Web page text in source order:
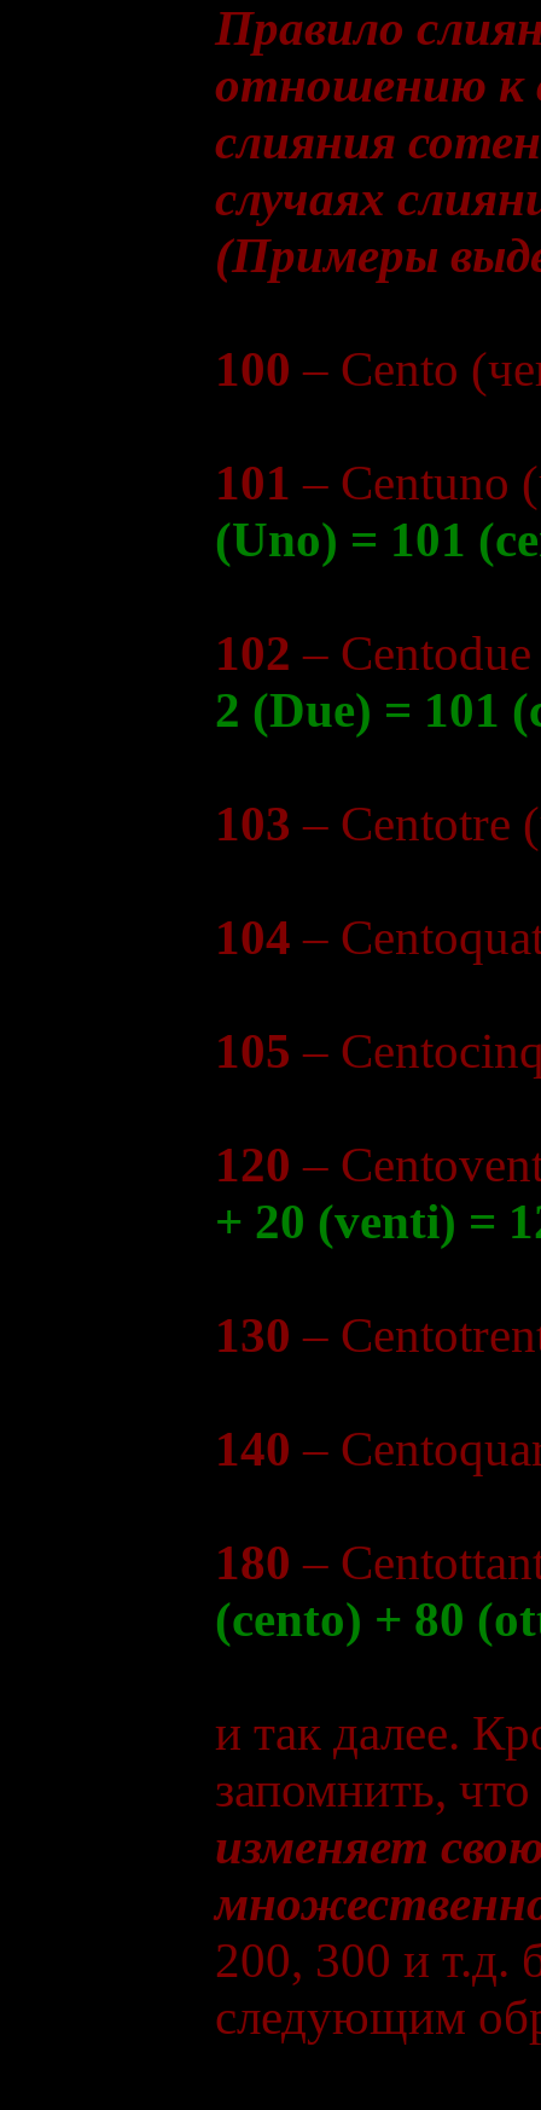
Правило
отношению к
слияния
случаях
(Примеры
100 – Сento
101 – Centuno
(Uno) = 101
102 –
2 (Due) = 101
103 – Centotre
104 –
105 –
120 –
+ 20 (venti) =
130 –
140 –
180 –
(cento) + 80
и так далее.
запомнить, что
изменяет
200, 300 и т.д.
следующим